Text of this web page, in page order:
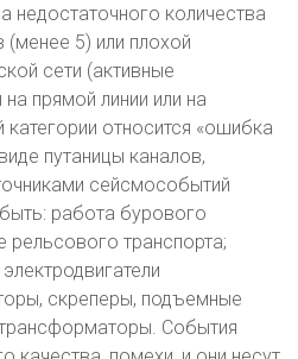
недостаточного количества
(менее 5) или плохой
сети (активные
прямой линии или на
относится «ошибка
путаницы каналов,
сейсмособытий
работа бурового
транспорта;
скреперы, подъемные
События